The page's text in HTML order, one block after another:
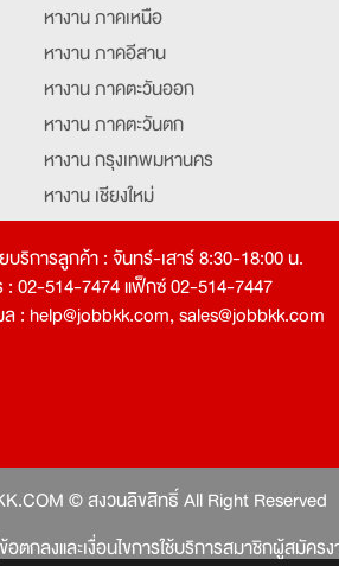
หางาน ภาคเหนือ
หางาน ภาคอีสาน
หางาน ภาคตะวันออก
หางาน ภาคตะวันตก
หางาน กรุงเทพมหานคร
หางาน เชียงใหม่
หางาน ฉะเชิงเทรา
บริการลูกค้า : จันทร์-เสาร์ 8:30-18:00 น.
: 02-514-7474 แฟ็กซ์ 02-514-7447
ล : help@jobbkk.com,sales@jobbkk.com
© สงวนลิขสิทธิ์ All Right Reserved
ข้อตกลงและเงื่อนไขการใช้บริการสมาชิกผู้สมัคร